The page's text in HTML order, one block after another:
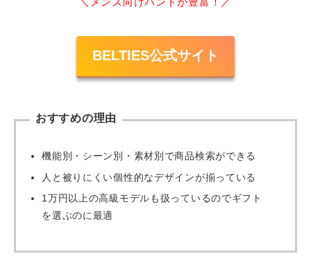
BELTIES公式サイト
おすすめの理由
機能別・シーン別・素材別で商品検索ができる
人と被りにくい個性的なデザインが揃っている
1万円以上の高級モデルも扱っているのでギフト
を選ぶのに最適